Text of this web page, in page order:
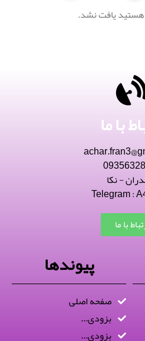
یافت نشد.
با ما
- نکا
Telegram :
با ما
پیوندها
صفحه اصلی
بزودی...
بزودی...